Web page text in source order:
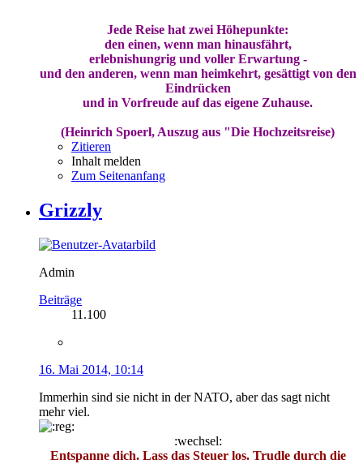
Jede Reise hat zwei Höhepunkte:
den einen, wenn man hinausfährt,
erlebnishungrig und voller Erwartung -
und den anderen, wenn man heimkehrt, gesättigt von den
Eindrücken
und in Vorfreude auf das eigene Zuhause.
(Heinrich Spoerl, Auszug aus "Die Hochzeitsreise)
Zitieren
Inhalt melden
Zum Seitenanfang
Grizzly
Admin
Beiträge
11.100
16. Mai 2014, 10:14
Immerhin sind sie nicht in der NATO, aber das sagt nicht
mehr viel.
:wechsel:
Entspanne dich. Lass das Steuer los. Trudle durch die